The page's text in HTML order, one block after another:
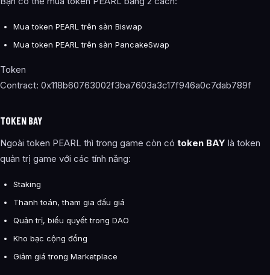
Mua token PEARL trên sàn Biswap
Mua token PEARL trên sàn PancakeSwap
Token
Contract: 0x118b60763002f3ba7603a3c17f946a0c7dab789f
TOKEN BAY
Ngoài token PEARL thì trong game còn có token BAY là token
quản trị game với các tính năng:
Staking
Thanh toán, tham gia đấu giá
Quản trị, biểu quyết trong DAO
Kho bạc cộng đồng
Giảm giá trong Marketplace